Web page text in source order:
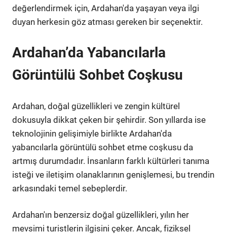
değerlendirmek için, Ardahan'da yaşayan veya ilgi
duyan herkesin göz atması gereken bir seçenektir.
Ardahan’da Yabancılarla
Görüntülü Sohbet Coşkusu
Ardahan, doğal güzellikleri ve zengin kültürel
dokusuyla dikkat çeken bir şehirdir. Son yıllarda ise
teknolojinin gelişimiyle birlikte Ardahan'da
yabancılarla görüntülü sohbet etme coşkusu da
artmış durumdadır. İnsanların farklı kültürleri tanıma
isteği ve iletişim olanaklarının genişlemesi, bu trendin
arkasındaki temel sebeplerdir.
Ardahan'ın benzersiz doğal güzellikleri, yılın her
mevsimi turistlerin ilgisini çeker. Ancak, fiziksel